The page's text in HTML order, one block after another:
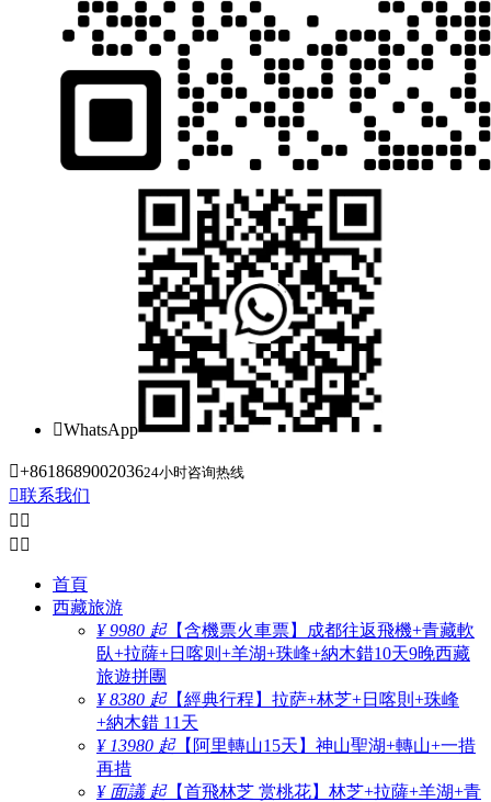
WhatsApp
+861868900203624小时咨询热线
联系我们
 
 
首頁
西藏旅游
¥ 9980 起【含機票火車票】成都往返飛機+青藏軟
臥+拉薩+日喀则+羊湖+珠峰+納木錯10天9晚西藏
旅遊拼團
¥ 8380 起【經典行程】拉萨+林芝+日喀則+珠峰
+納木錯 11天
¥ 13980 起【阿里轉山15天】神山聖湖+轉山+一措
再措
¥ 面議 起【首飛林芝 赏桃花】林芝+拉薩+羊湖+青